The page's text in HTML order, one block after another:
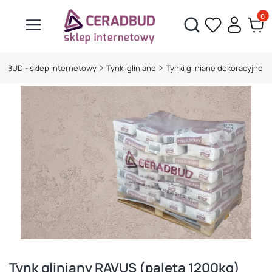
Otwórz wyszukiwarkę
- sklep internetowy Tynki gliniane Tynki gliniane dekoracyjne
Tynk gliniany RAVUS (paleta 1200kg)